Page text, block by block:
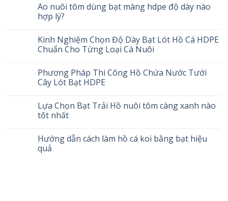
Ao nuôi tôm dùng bạt màng hdpe độ dày nào
hợp lý?
Kinh Nghiệm Chọn Độ Dày Bạt Lót Hồ Cá HDPE
Chuẩn Cho Từng Loại Cá Nuôi
Phương Pháp Thi Công Hồ Chứa Nước Tưới
Cây Lót Bạt HDPE
Lựa Chọn Bạt Trải Hồ nuôi tôm càng xanh nào
tốt nhất
Hướng dẫn cách làm hồ cá koi bằng bạt hiệu
quả